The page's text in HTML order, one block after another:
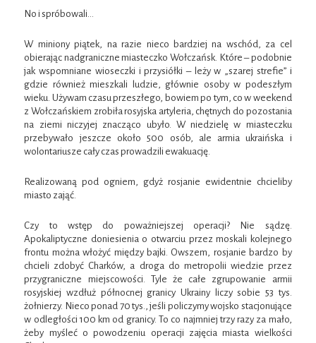
No i spróbowali…
W miniony piątek, na razie nieco bardziej na wschód, za cel
obierając nadgraniczne miasteczko Wołczańsk. Które – podobnie
jak wspomniane wioseczki i przysiółki – leży w „szarej strefie” i
gdzie również mieszkali ludzie, głównie osoby w podeszłym
wieku. Używam czasu przeszłego, bowiem po tym, co w weekend
z Wołczańskiem zrobiła rosyjska artyleria, chętnych do pozostania
na ziemi niczyjej znacząco ubyło. W niedzielę w miasteczku
przebywało jeszcze około 500 osób, ale armia ukraińska i
wolontariusze cały czas prowadzili ewakuację.
Realizowaną pod ogniem, gdyż rosjanie ewidentnie chcieliby
miasto zająć.
Czy to wstęp do poważniejszej operacji? Nie sądzę.
Apokaliptyczne doniesienia o otwarciu przez moskali kolejnego
frontu można włożyć między bajki. Owszem, rosjanie bardzo by
chcieli zdobyć Charków, a droga do metropolii wiedzie przez
przygraniczne miejscowości. Tyle że całe zgrupowanie armii
rosyjskiej wzdłuż północnej granicy Ukrainy liczy sobie 53 tys.
żołnierzy. Nieco ponad 70 tys., jeśli policzymy wojsko stacjonujące
w odległości 100 km od granicy. To co najmniej trzy razy za mało,
żeby myśleć o powodzeniu operacji zajęcia miasta wielkości